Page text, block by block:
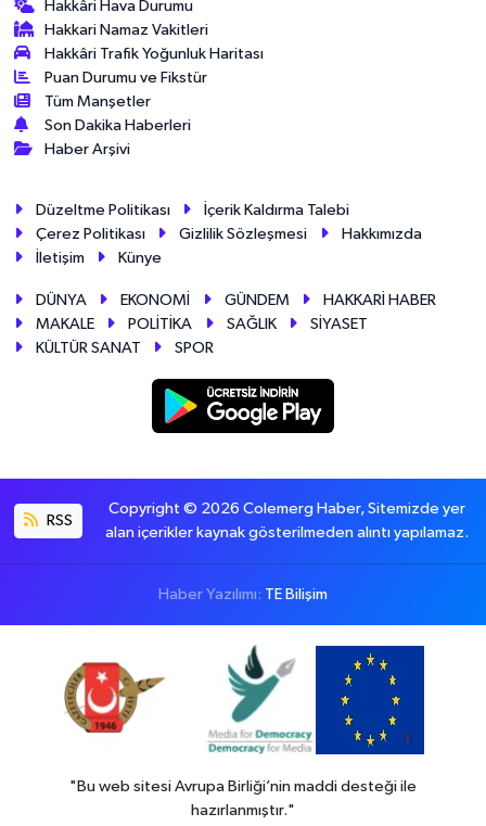
Hakkâri Hava Durumu
Hakkari Namaz Vakitleri
Hakkâri Trafik Yoğunluk Haritası
Puan Durumu ve Fikstür
Tüm Manşetler
Son Dakika Haberleri
Haber Arşivi
Düzeltme Politikası
İçerik Kaldırma Talebi
Çerez Politikası
Gizlilik Sözleşmesi
Hakkımızda
İletişim
Künye
DÜNYA EKONOMİ GÜNDEM
HAKKARİ HABER
MAKALE
POLİTİKA SAĞLIK
SİYASET
KÜLTÜR SANAT
SPOR
RSS
Copyright © 2026 Colemerg Haber, Sitemizde yer
alan içerikler kaynak gösterilmeden alıntı yapılamaz.
Haber Yazılımı: TE Bilişim
"Bu web sitesi Avrupa Birliği’nin maddi desteği ile
hazırlanmıştır."